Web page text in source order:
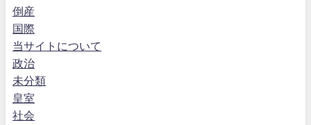
倒産
国際
当サイトについて
政治
未分類
皇室
社会